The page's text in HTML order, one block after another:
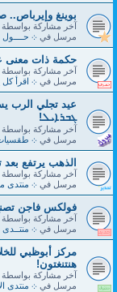
بوينغ وإيرباص..
آخر مشاركة بواسطة
مرسل في܀ حــــول
حكمة ذات معنى
آخر مشاركة بواسطة
مرسل في܀ اقرأ كل
عيد تجلي الرب
ܓܒܪܐܝܠ!
آخر مشاركة بواسطة
مرسل في܀ طقسيات
الذهب يرتفع
آخر مشاركة بواسطة
مرسل في܀ منتدى
فولكس فاجن تصنع
آخر مشاركة بواسطة
مرسل في܀ منتــدى
مركز أبوظبي
هنتنغتون!
آخر مشاركة بواسطة
مرسل في܀ منتدى